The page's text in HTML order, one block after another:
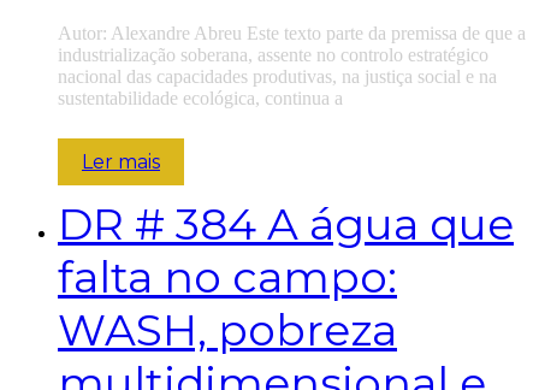
Autor: Alexandre Abreu Este texto parte da premissa de que a
industrialização soberana, assente no controlo estratégico
nacional das capacidades produtivas, na justiça social e na
sustentabilidade ecológica, continua a
Ler mais
DR # 384 A água que
falta no campo:
WASH, pobreza